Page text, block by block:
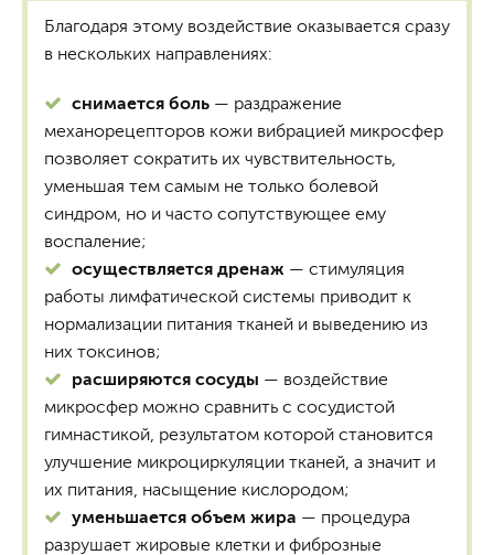
Благодаря этому воздействие оказывается сразу
в нескольких направлениях:
снимается боль — раздражение
механорецепторов кожи вибрацией микросфер
позволяет сократить их чувствительность,
уменьшая тем самым не только болевой
синдром, но и часто сопутствующее ему
воспаление;
осуществляется дренаж — стимуляция
работы лимфатической системы приводит к
нормализации питания тканей и выведению из
них токсинов;
расширяются сосуды — воздействие
микросфер можно сравнить с сосудистой
гимнастикой, результатом которой становится
улучшение микроциркуляции тканей, а значит и
их питания, насыщение кислородом;
уменьшается объем жира — процедура
разрушает жировые клетки и фиброзные